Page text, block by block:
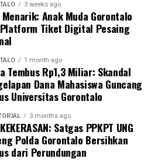
therapy melalui razia berkala
kesadaran kolektif para
regulasi jam kerja, serta
pelayanan publik demi
Marwan menjelaskan
terjaring razia tidak langsung
Mereka terlebih dahulu
menjalani proses administrasi
Berita Acara Pemeriksaan
3 weeks ago
Anak Muda Gorontalo
Tiket Digital Pesaing
1 month ago
Tembus Rp1,3 Miliar: Skandal
Dana Mahasiswa Guncang
Universitas Gorontalo
3 months ago
Satgas PPKPT UNG
Polda Gorontalo Bersihkan
dari Perundungan